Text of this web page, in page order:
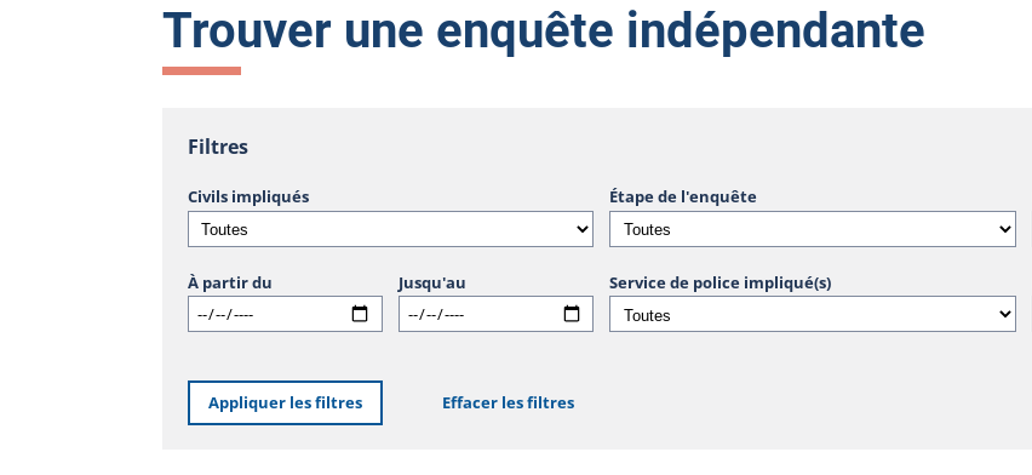
Trouver une enquête indépendante
Filtres
Civils impliqués Étape de l'enquête
À partir du Jusqu'au Service de police impliqué(s)
Appliquer les filtres Effacer les filtres